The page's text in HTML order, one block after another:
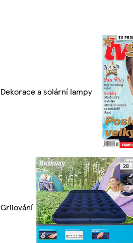
Dekorace a solární lampy
Grilování